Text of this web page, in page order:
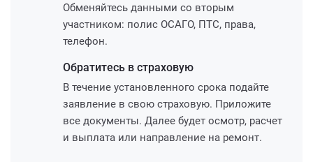
Обменяйтесь данными со вторым
участником: полис ОСАГО, ПТС, права,
телефон.
Обратитесь в страховую
В течение установленного срока подайте
заявление в свою страховую. Приложите
все документы. Далее будет осмотр, расчет
и выплата или направление на ремонт.